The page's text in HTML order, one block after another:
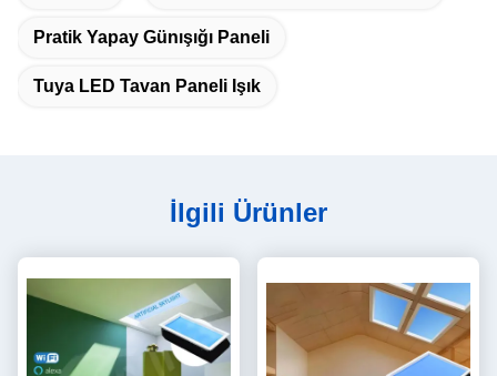
Pratik Yapay Günışığı Paneli
Tuya LED Tavan Paneli Işık
İlgili Ürünler